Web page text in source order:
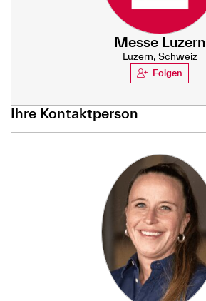
Messe Luzern
Luzern, Schweiz
Folgen
Ihre Kontaktperson